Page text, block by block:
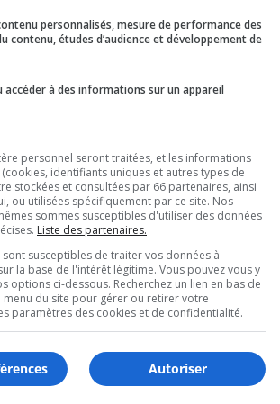
lancé en 2005 en prévision du 1er
en connaître davantage sur ce
abordable en raison de la
personnalisés, mesure de performance des
contenu, études d’audience et développement de
à des informations sur un appareil
personnel seront traitées, et les informations
identifiants uniques et autres types de
stockées et consultées par 66 partenaires, ainsi
ou utilisées spécifiquement par ce site. Nos
sommes susceptibles d'utiliser des données
Liste des partenaires.
susceptibles de traiter vos données à
la base de l'intérêt légitime. Vous pouvez vous y
options ci-dessous. Recherchez un lien en bas de
menu du site pour gérer ou retirer votre
paramètres des cookies et de confidentialité.
Autoriser